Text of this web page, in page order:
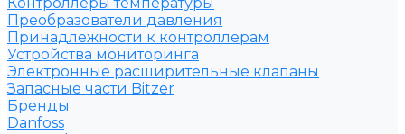
Преобразователи давления
Принадлежности к контроллерам
Устройства мониторинга
Электронные расширительные клапаны
Запасные части Bitzer
Бренды
Danfoss